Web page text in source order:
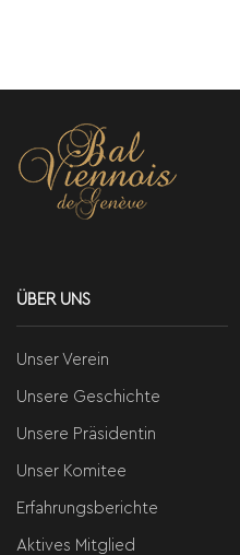
ÜBER UNS
Unser Verein
Unsere Geschichte
Unsere Präsidentin
Unser Komitee
Erfahrungsberichte
Aktives Mitglied